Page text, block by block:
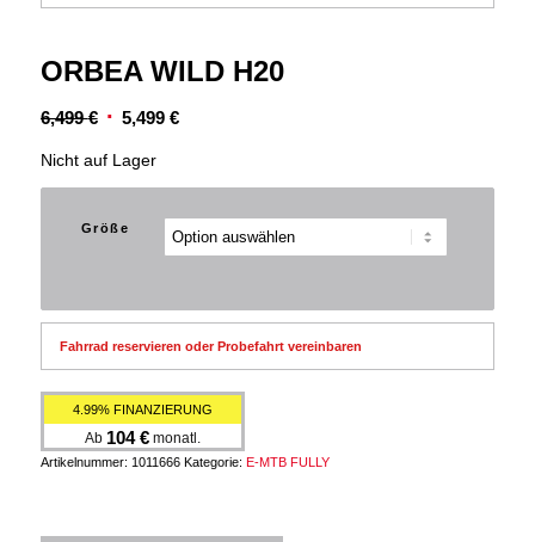
ORBEA WILD H20
6,499€ Ursprünglicher
war:
5,499 €Aktueller
Nicht auf Lager
Größe
Fahrrad reservieren oder Probefahrt vereinbaren
4.99% FINANZIERUNG
Ab 104€monatl.
Artikelnummer: 1011666 Kategorie: E-MTB FULLY